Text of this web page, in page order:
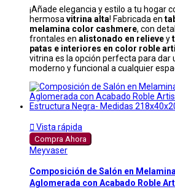
¡Añade elegancia y estilo a tu hogar
hermosa vitrina alta! Fabricada en
melamina color cashmere, con
frontales en alistonado en relievey
patas e interiores en color roble
vitrina es la opción perfecta para dar
moderno y funcional a cualquier
 Vista rápida
Compra Ahora
Meyvaser
Composición de Salón en Melamina
Aglomerada con Acabado Roble